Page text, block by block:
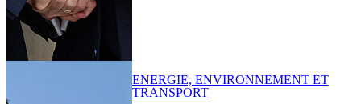
ENERGIE, ENVIRONNEMENT ET
TRANSPORT